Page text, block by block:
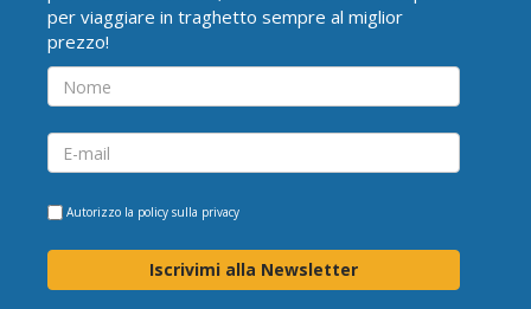
per viaggiare in traghetto sempre al miglior
prezzo!
Autorizzo la policy sulla privacy
Iscrivimi alla Newsletter